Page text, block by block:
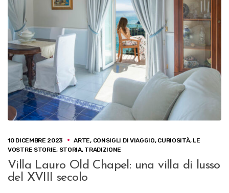
10 DICEMBRE 2023 ARTE, CONSIGLI DI VIAGGIO, CURIOSITÀ, LE
VOSTRE STORIE, STORIA, TRADIZIONE
Villa Lauro Old Chapel: una villa di lusso
del XVIII secolo